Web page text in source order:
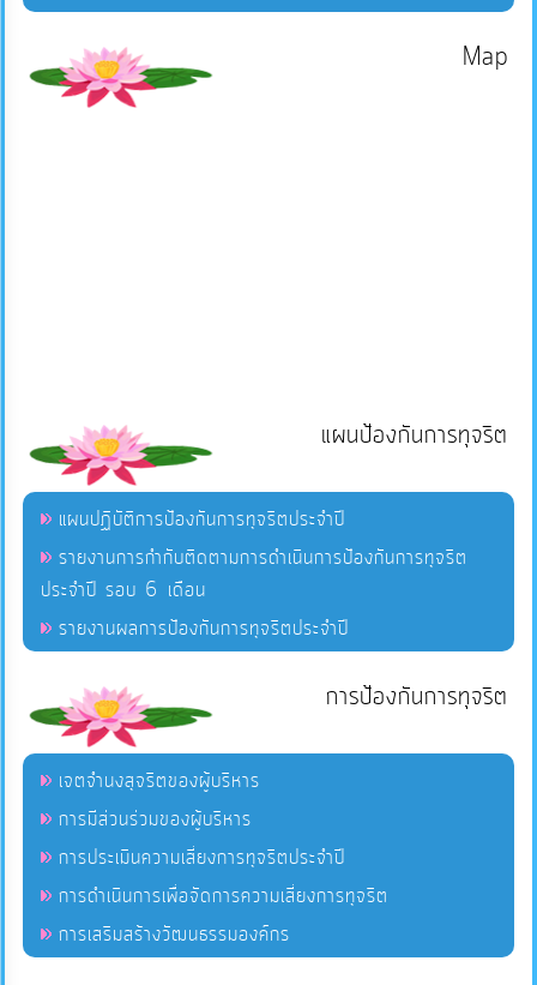
Map
แผนป้องกันการทุจริต
แผนปฏิบัติการป้องกันการทุจริตประจำปี
รายงานการกำกับติดตามการดำเนินการป้องกันการทุจริต
ประจำปี รอบ 6 เดือน
รายงานผลการป้องกันการทุจริตประจำปี
การป้องกันการทุจริต
เจตจำนงสุจริตของผู้บริหาร
การมีส่วนร่วมของผู้บริหาร
การประเมินความเสี่ยงการทุจริตประจำปี
การดำเนินการเพื่อจัดการความเสี่ยงการทุจริต
การเสริมสร้างวัฒนธรรมองค์กร